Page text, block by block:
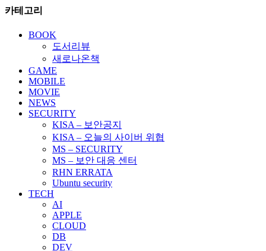
이
카테고리
BOOK
도서리뷰
새로나온책
GAME
MOBILE
MOVIE
NEWS
SECURITY
KISA – 보안공지
KISA – 오늘의 사이버 위협
MS – SECURITY
MS – 보안 대응 센터
RHN ERRATA
Ubuntu security
TECH
AI
APPLE
CLOUD
DB
DEV